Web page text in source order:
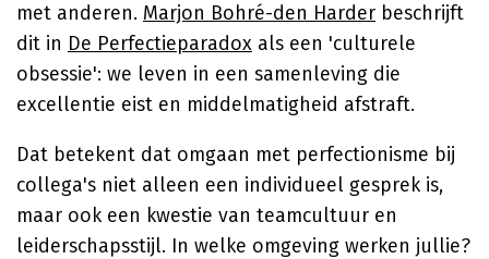
met anderen. Marjon Bohré-den Harder beschrijft
dit in De Perfectieparadox als een 'culturele
obsessie': we leven in een samenleving die
excellentie eist en middelmatigheid afstraft.
Dat betekent dat omgaan met perfectionisme bij
collega's niet alleen een individueel gesprek is,
maar ook een kwestie van teamcultuur en
leiderschapsstijl. In welke omgeving werken jullie?